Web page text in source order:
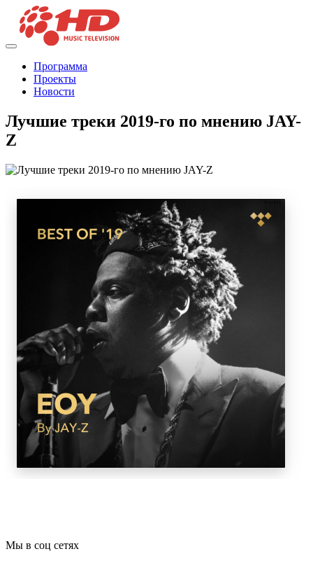
Программа
Проекты
Новости
Лучшие треки 2019-го по мнению JAY-
Z
Мы в соц сетях